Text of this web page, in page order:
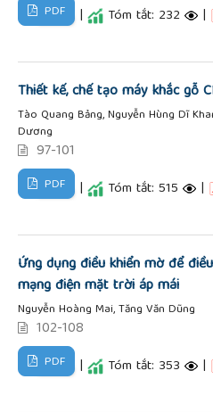
PDF | Tóm tắt: 232 |
Thiết kế, chế tạo máy khắc gỗ
Tào Quang Bảng, Nguyễn Hùng Dĩ
Dương
97-101
PDF | Tóm tắt: 515 |
Ứng dụng điều khiển mờ để
mạng điện mặt trời áp mái
Nguyễn Hoàng Mai, Tăng Văn Dũng
102-108
PDF | Tóm tắt: 353 |